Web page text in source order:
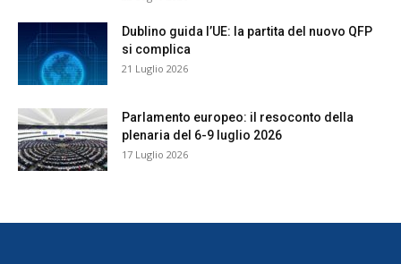
Dublino guida l’UE: la partita del nuovo QFP
si complica
21 Luglio 2026
Parlamento europeo: il resoconto della
plenaria del 6-9 luglio 2026
17 Luglio 2026